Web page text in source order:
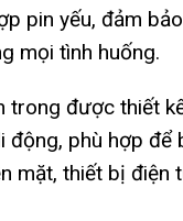
pin yếu, đảm
mọi tình huống.
trong được thiết
động, phù hợp để
mặt, thiết bị điện